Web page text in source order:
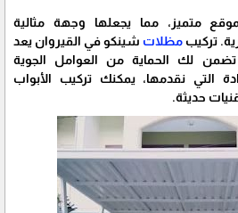
متميز، مما يجعلها وجهة مثالية
تركيب مظلات شينكو في القيروان يعد
تضمن لك الحماية من العوامل الجوية
التي نقدمها، يمكنك تركيب الأبواب
حديثة.